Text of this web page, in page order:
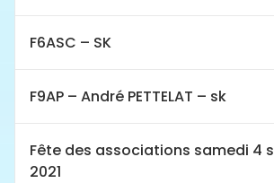
F6ASC – SK
F9AP – André PETTELAT – sk
Fête des associations samedi 4
2021